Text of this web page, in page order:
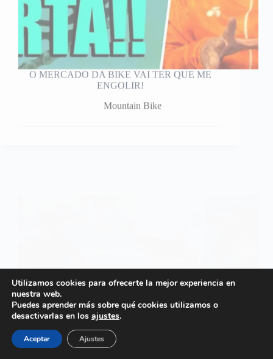
O MERCADO DA BIKE VAI TER QUE ME
ENGOLIR!
Mountain Bike
Utilizamos cookies para ofrecerte la mejor experiencia en
nuestra web.
Puedes aprender más sobre qué cookies utilizamos o
desactivarlas en los ajustes.
Aceptar Ajustes